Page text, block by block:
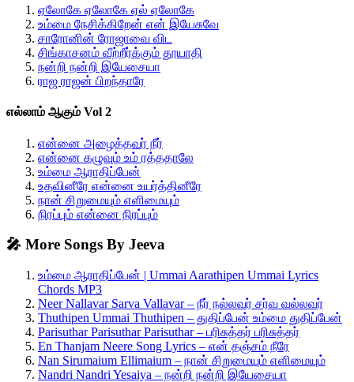
ஏலோகே ஏலோகே ஏல் ஏலோகே
உம்மை நேசிக்கிறேன் என் இயேசுவே
சாரோனின் ரோஜாவை விட
சிங்காசனம் வீற்றீர்க்கும் தூயாதி
நன்றி நன்றி இயேசையா
ராஜ ராஜன் பிறந்தாரே
எல்லாம் ஆகும் Vol 2
என்னை அழைத்தவர் நீர்
என்னை கழுவும் உம் ரத்ததாலே
உம்மை ஆராதிப்பேன்
உதவினீரே என்னை உயர்த்தினீரே
நான் சிறுமையும் எளிமையும்
நிரப்பும் என்னை நிரப்பும்
🎤 More Songs By Jeeva
உம்மை ஆராதிப்பேன் | Ummai Aarathipen Ummai Lyrics
Chords MP3
Neer Nallavar Sarva Vallavar – நீர் நல்லவர் சர்வ வல்லவர்
Thuthipen Ummai Thuthipen – துதிப்பேன் உம்மை துதிப்பேன்
Parisuthar Parisuthar Parisuthar – பரிசுத்தர் பரிசுத்தர்
En Thanjam Neere Song Lyrics – என் தஞ்சம் நீரே
Nan Sirumaium Ellimaium – நான் சிறுமையும் எளிமையும்
Nandri Nandri Yesaiya – நன்றி நன்றி இயேசையா